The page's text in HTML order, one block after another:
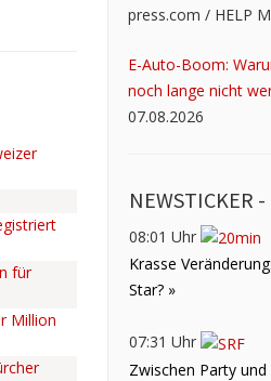
für
Million
press.com / HELP
E-Auto-Boom:
noch lange nicht
07.08.2026
NEWSTICKER -
08:01 Uhr
Krasse
Star? »
07:31 Uhr
Zwischen Party